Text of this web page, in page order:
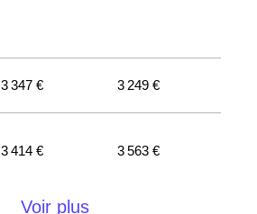
3 347 € 3 249 €
3 414 € 3 563 €
Voir plus